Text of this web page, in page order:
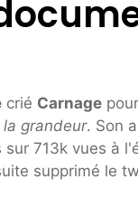
crié Carnage
grandeur. Son
sur 713k vues à
supprimé le